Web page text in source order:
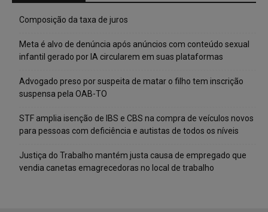
Composição da taxa de juros
Meta é alvo de denúncia após anúncios com conteúdo sexual
infantil gerado por IA circularem em suas plataformas
Advogado preso por suspeita de matar o filho tem inscrição
suspensa pela OAB-TO
STF amplia isenção de IBS e CBS na compra de veículos novos
para pessoas com deficiência e autistas de todos os níveis
Justiça do Trabalho mantém justa causa de empregado que
vendia canetas emagrecedoras no local de trabalho